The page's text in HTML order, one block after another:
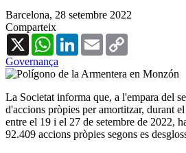
Barcelona, 28 setembre 2022
Comparteix
X
WhatsAppLinkedInEmail
Governança
La Societat informa que, a l'empara del
d'accions pròpies per amortitzar, durant
entre el 19 i el 27 de setembre de 2022,
92.409 accions pròpies segons es